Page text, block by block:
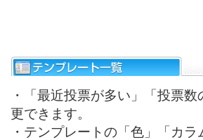
・「最近投票が多い」「投票
更できます。
・テンプレートの「色」「カ